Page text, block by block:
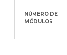
NÚMERO DE
MÓDULOS